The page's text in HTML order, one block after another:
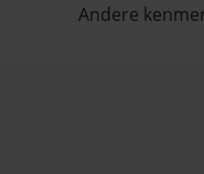
Andere